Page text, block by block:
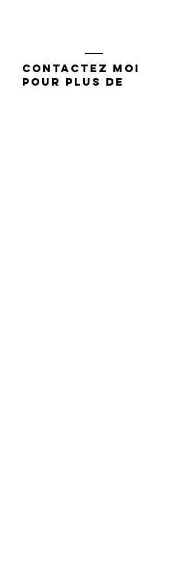
Contactez moi
pour plus de